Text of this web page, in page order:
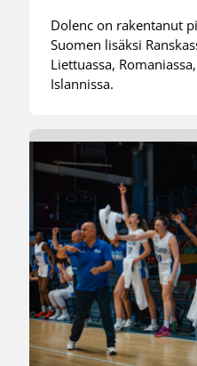
Dolenc on rakentanut
Suomen lisäksi
Liettuassa,
Islannissa.